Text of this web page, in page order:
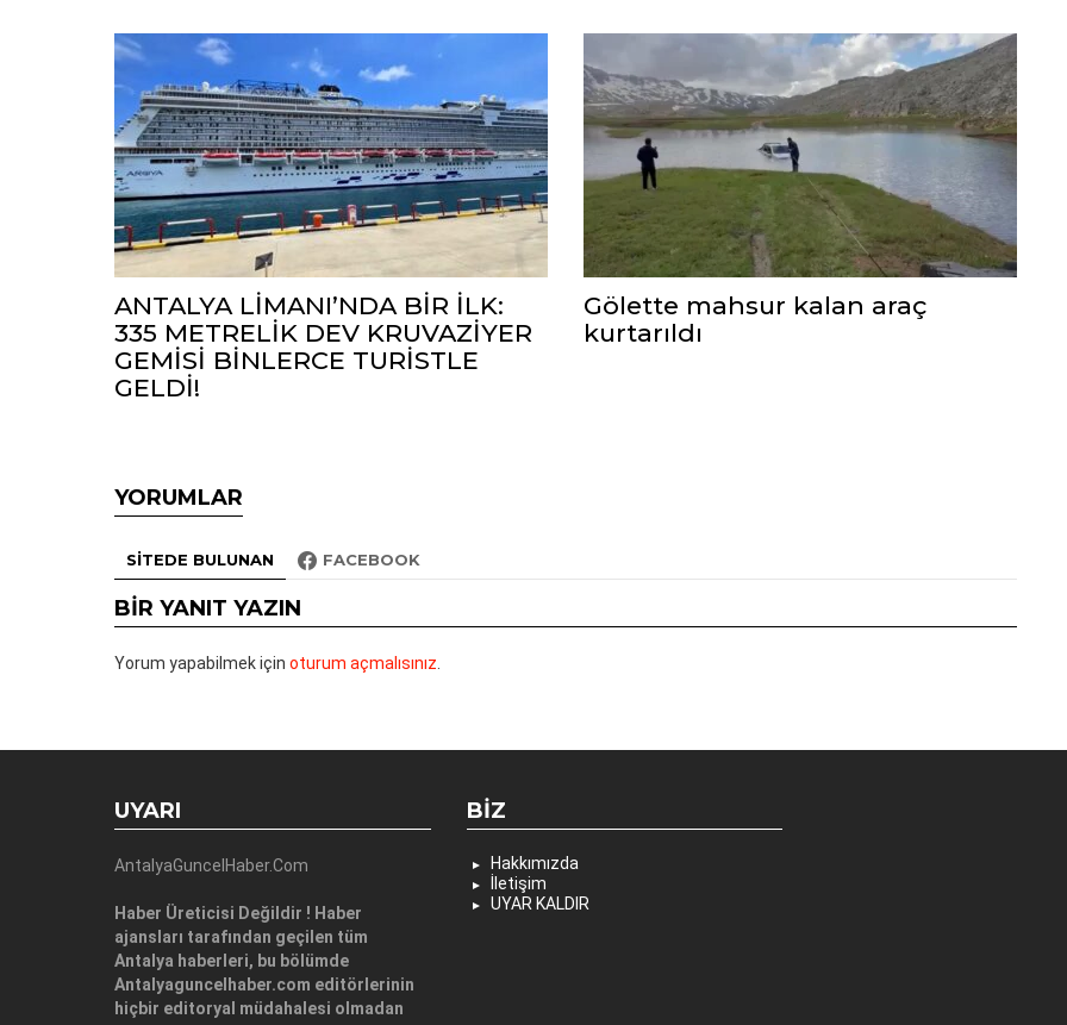
ANTALYA LİMANI’NDA BİR İLK:
335 METRELİK DEV KRUVAZİYER
GEMİSİ BİNLERCE TURİSTLE
GELDİ!
Gölette mahsur kalan araç
kurtarıldı
YORUMLAR
SITEDE BULUNAN FACEBOOK
BIR YANIT YAZIN
Yorum yapabilmek için oturum açmalısınız
UYARI
AntalyaGuncelHaber.Com
Haber Üreticisi Değildir ! Haber
ajansları tarafından geçilen tüm
Antalya haberleri, bu bölümde
Antalyaguncelhaber.com editörlerinin
hiçbir editoryal müdahalesi olmadan
BIZ
Hakkımızda
İletişim
UYAR KALDIR